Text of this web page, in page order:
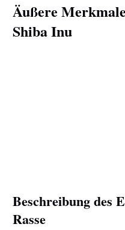
Äußere
Shiba Inu
Beschreibung des
Rasse